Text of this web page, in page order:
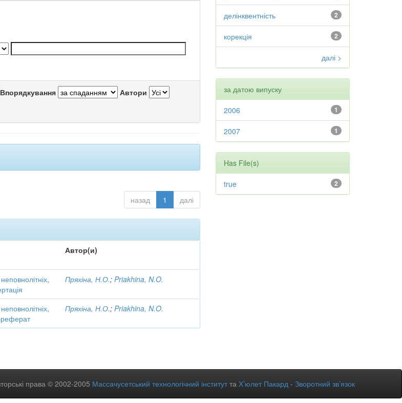
Впорядкування Автори
назад 1 далі
Автор(и)
Пряхіна, Н.О.;Priakhina, N.O.
Пряхіна, Н.О.;Priakhina, N.O.
2
делінквентність
2
корекція
далі >
за датою випуску
1
2006
1
2007
Has File(s)
2
true
права © 2002-2005 Массачусетський технологічний інститутта Х’юлет Пакард - Зворотний зв’язок